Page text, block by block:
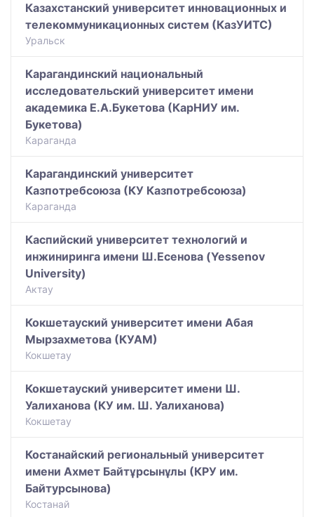
Казахстанский университет инновационных и
телекоммуникационных систем (КазУИТС)
Уральск
Карагандинский национальный
исследовательский университет имени
академика Е.А.Букетова (КарНИУ им.
Букетова)
Караганда
Карагандинский университет
Казпотребсоюза (КУ Казпотребсоюза)
Караганда
Каспийский университет технологий и
инжиниринга имени Ш.Есенова (Yessenov
University)
Актау
Кокшетауский университет имени Абая
Мырзахметова (КУАМ)
Кокшетау
Кокшетауский университет имени Ш.
Уалиханова (КУ им. Ш. Уалиханова)
Кокшетау
Костанайский региональный университет
имени Ахмет Байтұрсынұлы (КРУ им.
Байтурсынова)
Костанай